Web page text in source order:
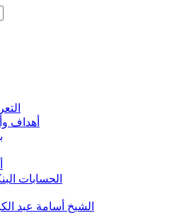
أهداف
الحسابات
الشيخ أسامة عبد